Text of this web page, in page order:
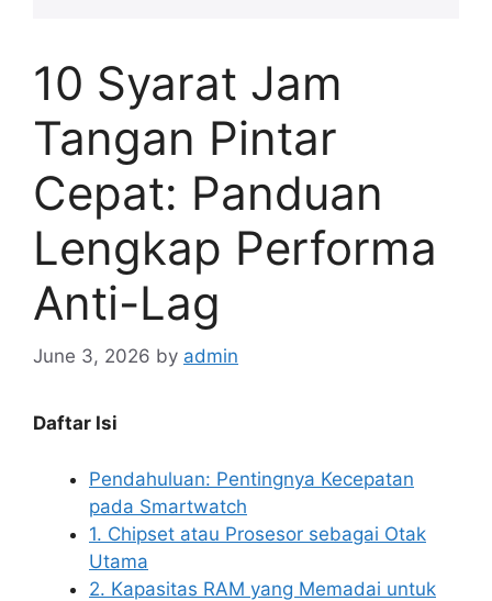
10 Syarat Jam
Tangan Pintar
Cepat: Panduan
Lengkap Performa
Anti-Lag
June 3, 2026 by admin
Daftar Isi
Pendahuluan: Pentingnya Kecepatan
pada Smartwatch
1. Chipset atau Prosesor sebagai Otak
Utama
2. Kapasitas RAM yang Memadai untuk